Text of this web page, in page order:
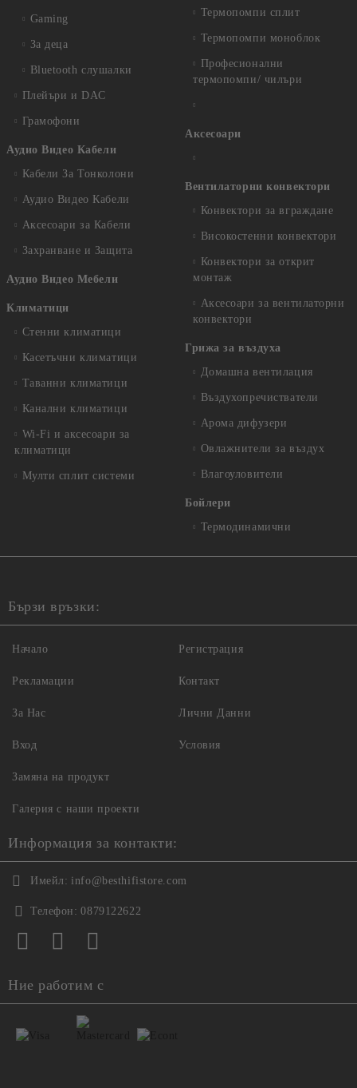
Gaming
За деца
Bluetooth слушалки
Плейъри и DAC
Грамофони
Аудио Видео Кабели
Кабели За Тонколони
Аудио Видео Кабели
Аксесоари за Кабели
Захранване и Защита
Аудио Видео Мебели
Климатици
Стенни климатици
Касетъчни климатици
Таванни климатици
Канални климатици
Wi-Fi и аксесоари за
климатици
Мулти сплит системи
Термопомпи сплит
Термопомпи моноблок
Професионални
термопомпи/ чилъри
Аксесоари
Вентилаторни конвектори
Конвектори за вграждане
Високостенни конвектори
Конвектори за открит
монтаж
Аксесоари за вентилаторни
конвектори
Грижа за въздуха
Домашна вентилация
Въздухопречистватели
Арома дифузери
Овлажнители за въздух
Влагоуловители
Бойлери
Термодинамични
Бързи връзки:
Начало
Рекламации
За Нас
Вход
Регистрация
Контакт
Лични Данни
Условия
Замяна на продукт
Галерия с наши проекти
Информация за контакти:
Имейл: info@besthifistore.com
Телефон: 0879122622
Ние работим с